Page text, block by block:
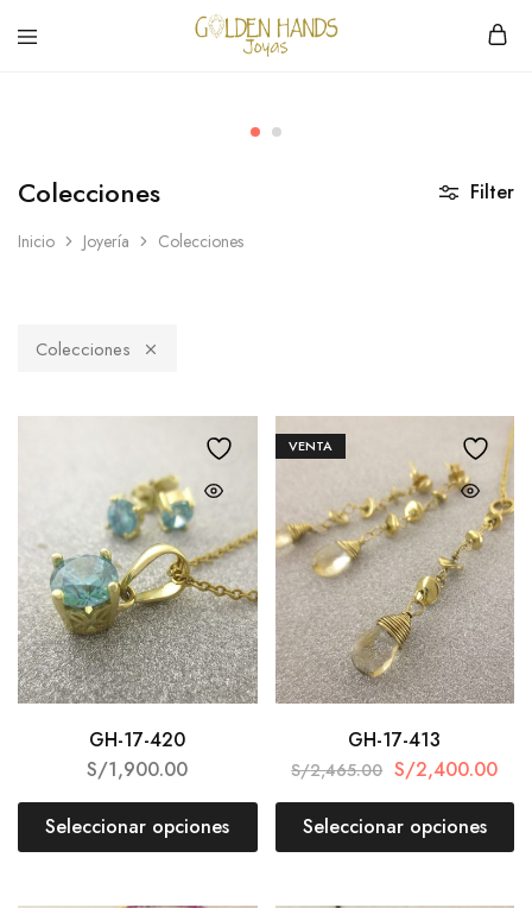
Colecciones
Inicio Joyería Colecciones
Filter
Colecciones
GH-17-420
S/1,900.00
Seleccionar opciones
VENTA
GH-17-413
S/2,465.00 S/2,400.00
Seleccionar opciones